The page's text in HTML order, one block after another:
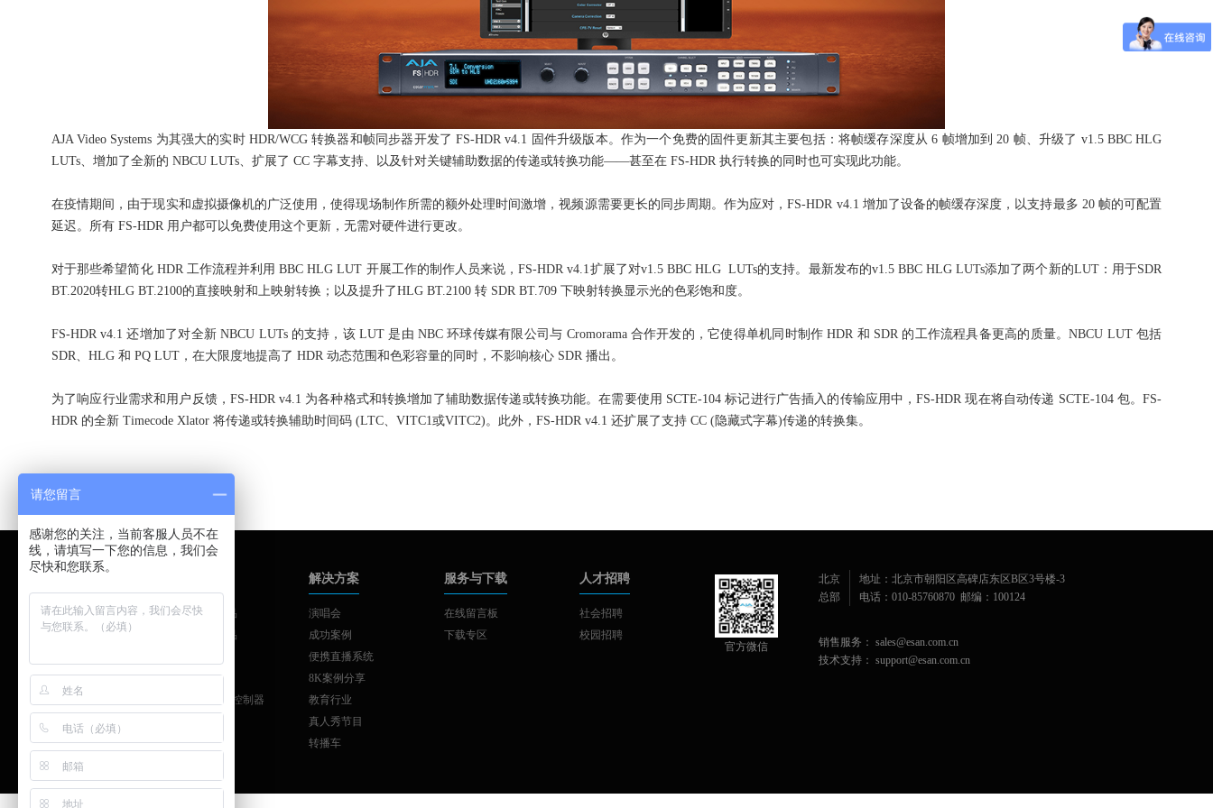
AJA Video Systems 为其强大的实时 HDR/WCG 转换器和帧同步器开发了 FS-HDR v4.1 固件升级版本。作为一个免费的固件更新其主要包括：将帧缓存深度从 6 帧增加到 20 帧、升级了 v1.5 BBC HLG
LUTs、增加了全新的 NBCU LUTs、扩展了 CC 字幕支持、以及针对关键辅助数据的传递或转换功能——甚至在 FS-HDR 执行转换的同时也可实现此功能。
在疫情期间，由于现实和虚拟摄像机的广泛使用，使得现场制作所需的额外处理时间激增，视频源需要更长的同步周期。作为应对，FS-HDR v4.1 增加了设备的帧缓存深度，以支持最多 20 帧的可配置
延迟。所有 FS-HDR 用户都可以免费使用这个更新，无需对硬件进行更改。
对于那些希望简化 HDR 工作流程并利用 BBC HLG LUT 开展工作的制作人员来说，FS-HDR v4.1扩展了对v1.5 BBC HLG LUTs的支持。最新发布的v1.5 BBC HLG LUTs添加了两个新的LUT：用于SDR
BT.2020转HLG BT.2100的直接映射和上映射转换；以及提升了HLG BT.2100 转 SDR BT.709 下映射转换显示光的色彩饱和度。
FS-HDR v4.1 还增加了对全新 NBCU LUTs 的支持，该 LUT 是由 NBC 环球传媒有限公司与 Cromorama 合作开发的，它使得单机同时制作 HDR 和 SDR 的工作流程具备更高的质量。NBCU LUT 包括
SDR、HLG 和 PQ LUT，在大限度地提高了 HDR 动态范围和色彩容量的同时，不影响核心 SDR 播出。
为了响应行业需求和用户反馈，FS-HDR v4.1 为各种格式和转换增加了辅助数据传递或转换功能。在需要使用 SCTE-104 标记进行广告插入的传输应用中，FS-HDR 现在将自动传递 SCTE-104 包。FS-
HDR 的全新 Timecode Xlator 将传递或转换辅助时间码 (LTC、VITC1或VITC2)。此外，FS-HDR v4.1 还扩展了支持 CC (隐藏式字幕)传递的转换集。
AJA
SONNET
ATTO
Colorfont
vMix
AJA系列产品
AJA系列产品
工作站扩展
SKAARHOJ控制器
解决方案
演唱会
成功案例
便携直播系统
8K案例分享
教育行业
真人秀节目
转播车
服务与下载
在线留言板
下载专区
人才招聘
社会招聘
校园招聘
官方微信
北京
总部
地址：北京市朝阳区高碑店东区B区3号楼-3
电话：010-85760870 邮编：100124
销售服务： sales@esan.com.cn
技术支持： support@esan.com.cn
请您留言
感谢您的关注，当前客服人员不在
线，请填写一下您的信息，我们会
尽快和您联系。